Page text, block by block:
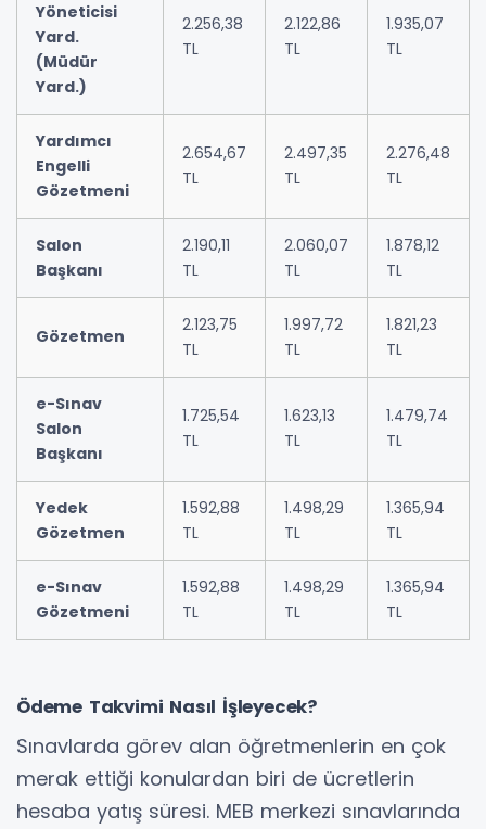
Yöneticisi
Yard.
(Müdür
Yard.)
2.256,38
TL
2.122,86
TL
1.935,07
TL
Yardımcı
Engelli
Gözetmeni
2.654,67
TL
2.497,35
TL
2.276,48
TL
Salon
Başkanı
2.190,11
TL
2.060,07
TL
1.878,12
TL
Gözetmen
2.123,75
TL
1.997,72
TL
1.821,23
TL
e-Sınav
Salon
Başkanı
1.725,54
TL
1.623,13
TL
1.479,74
TL
Yedek
Gözetmen
1.592,88
TL
1.498,29
TL
1.365,94
TL
e-Sınav
Gözetmeni
1.592,88
TL
1.498,29
TL
1.365,94
TL
Ödeme Takvimi Nasıl İşleyecek?
Sınavlarda görev alan öğretmenlerin en çok
merak ettiği konulardan biri de ücretlerin
hesaba yatış süresi. MEB merkezi sınavlarında